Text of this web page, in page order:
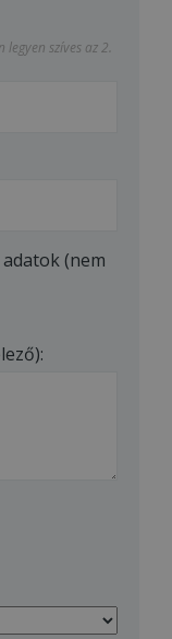
szíves az 2.
(nem